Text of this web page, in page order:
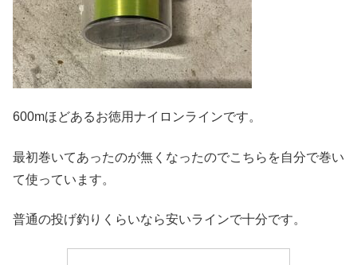
600mほどあるお徳用ナイロンラインです。
最初巻いてあったのが無くなったのでこちらを自分で巻い
て使っています。
普通の投げ釣りくらいなら安いラインで十分です。